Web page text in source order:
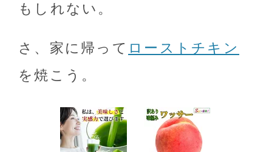
もしれない。
さ、家に帰って ローストチキン
を焼こう。